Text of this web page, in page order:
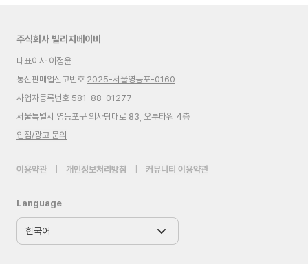
주식회사 빌리지베이비
대표이사 이정윤
통신판매업신고번호 2025-서울영등포-0160
사업자등록번호 581-88-01277
서울특별시 영등포구 의사당대로 83, 오투타워 4층
입점/광고 문의
이용약관 개인정보처리방침 커뮤니티 이용약관
Language